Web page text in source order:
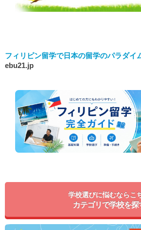
フィリピン留学で日本の留学のパラダイ
ebu21.jp
学校選びに悩むならこ
カテゴリで学校を探